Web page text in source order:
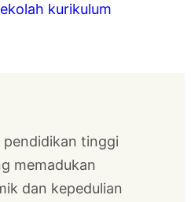
kurikulum
pendidikan tinggi
memadukan
dan kepedulian